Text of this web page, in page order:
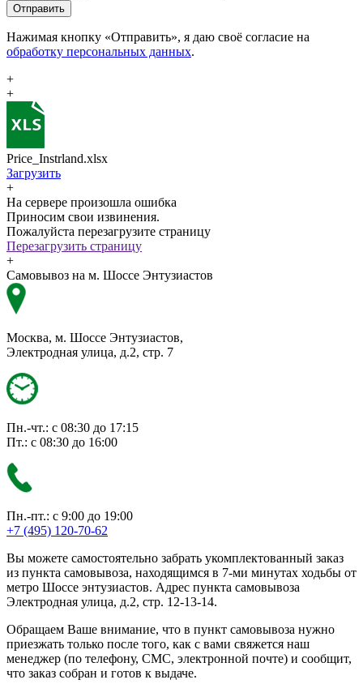
Отправить
Нажимая кнопку «Отправить», я даю своё согласие на
обработку персональных данных.
+
+
Price_Instrland.xlsx
Загрузить
+
На сервере произошла ошибка
Приносим свои извинения.
Пожалуйста перезагрузите страницу
Перезагрузить страницу
+
Самовывоз на м. Шоссе Энтузиастов
Москва, м. Шоссе Энтузиастов,
Электродная улица, д.2, стр. 7
Пн.-чт.: с 08:30 до 17:15
Пт.: с 08:30 до 16:00
Пн.-пт.: с 9:00 до 19:00
+7 (495) 120-70-62
Вы можете самостоятельно забрать укомплектованный заказ
из пункта самовывоза, находящимся в 7-ми минутах ходьбы от
метро Шоссе энтузиастов. Адрес пункта самовывоза
Электродная улица, д.2, стр. 12-13-14.
Обращаем Ваше внимание, что в пункт самовывоза нужно
приезжать только после того, как с вами свяжется наш
менеджер (по телефону, СМС, электронной почте) и сообщит,
что заказ собран и готов к выдаче.